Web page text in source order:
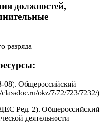
должностей,
разряда
Общероссийский
okz/7/72/723/7232/)
Ред. 2). Общероссийский
деятельности